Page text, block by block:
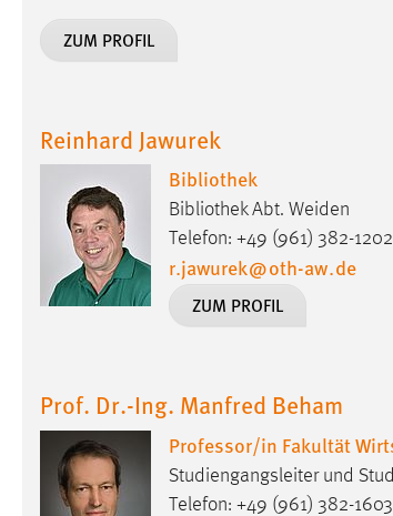
ZUM PROFIL
Reinhard Jawurek
Bibliothek
Bibliothek Abt. Weiden
Telefon: +49 (961) 382-1202
r.jawurek@oth-aw.de
ZUM PROFIL
Prof. Dr.-Ing. Manfred Beham
Professor/in Fakultät
Studiengangsleiter und
Telefon: +49 (961) 382-1603
hinweg verfolgen.
Name: _gcl_au
Anbieter: Google Ireland Limited
Zweck: Conversion-Tracking
Cookie Laufzeit: 3 Monate
Anbieter: Facebook
Zweck: Conversion-Tracking
Cookie Laufzeit: 3 Monate